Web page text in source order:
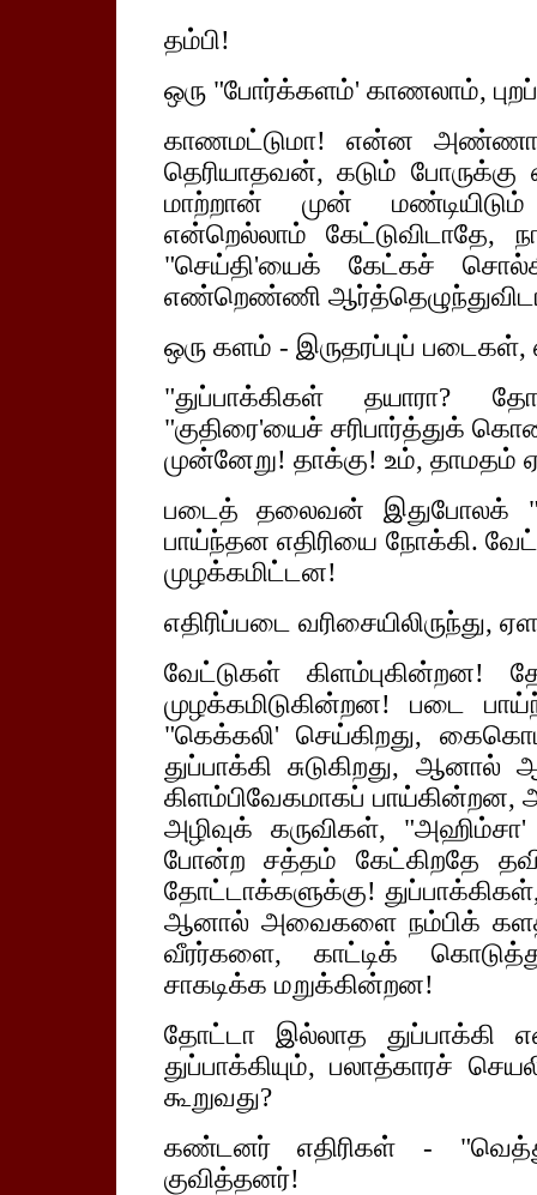
தம்பி!
ஒரு "போர்க்களம்' காணலாம்,
காணமட்டுமா! என்ன
தெரியாதவன், கடும்
மாற்றான் முன்
என்றெல்லாம் கேட்டுவிடாதே,
"செய்தி'யைக் கேட்கச்
எண்றெண்ணி
ஒரு களம் - இருதரப்புப் படைகள்,
"துப்பாக்கிகள் தயாரா?
"குதிரை'யைச் சரிபார்த்துக்
முன்னேறு! தாக்கு! உம், தாமதம்
படைத் தலைவன் இதுபோலக்
பாய்ந்தன எதிரியை நோக்கி.
முழக்கமிட்டன!
எதிரிப்படை வரிசையிலிருந்து,
வேட்டுகள் கிளம்புகின்றன!
முழக்கமிடுகின்றன! படை
"கெக்கலி' செய்கிறது,
துப்பாக்கி சுடுகிறது,
கிளம்பிவேகமாகப்
அழிவுக் கருவிகள்,
போன்ற சத்தம் கேட்கிறதே
தோட்டாக்களுக்கு!
ஆனால் அவைகளை நம்பிக்
வீரர்களை, காட்டிக்
சாகடிக்க மறுக்கின்றன!
தோட்டா இல்லாத துப்பாக்கி
துப்பாக்கியும், பலாத்காரச்
கூறுவது?
கண்டனர் எதிரிகள் -
குவித்தனர்!